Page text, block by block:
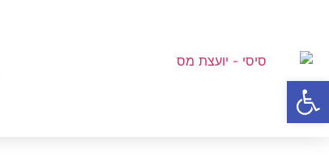
פתח סרגל נגישות